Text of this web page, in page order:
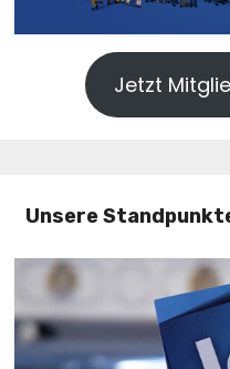
Jetzt
Unsere